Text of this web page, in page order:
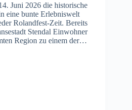
Juni 2026 die historische
eine bunte Erlebniswelt
Rolandfest-Zeit. Bereits
Stendal Einwohner
Region zu einem der…